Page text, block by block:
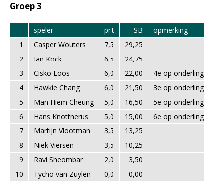
Groep 3
speler pnt SB
opmerking
1
Casper Wouters 7,5
29,25
2
Ian Kock 6,5
24,75
3
Cisko Loos 6,0 22,00
4e op onderling
4
Hawkie Chang 6,0 21,50
3e op onderling
5
Man Hiem Cheung 5,0 16,50
5e op onderling
6
Hans Knottnerus 5,0 15,00
6e op onderling
7
Martijn Vlootman 3,5
13,25
8
Niek Viersen 3,5
10,25
9
Ravi Sheombar 2,0
3,50
10
Tycho van Zuylen 0,0 0,00